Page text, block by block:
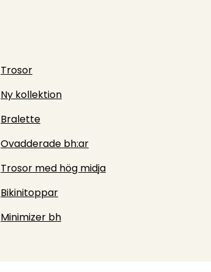
Trosor
Ny kollektion
Bralette
Ovadderade bh:ar
Trosor med hög midja
Bikinitoppar
Minimizer bh